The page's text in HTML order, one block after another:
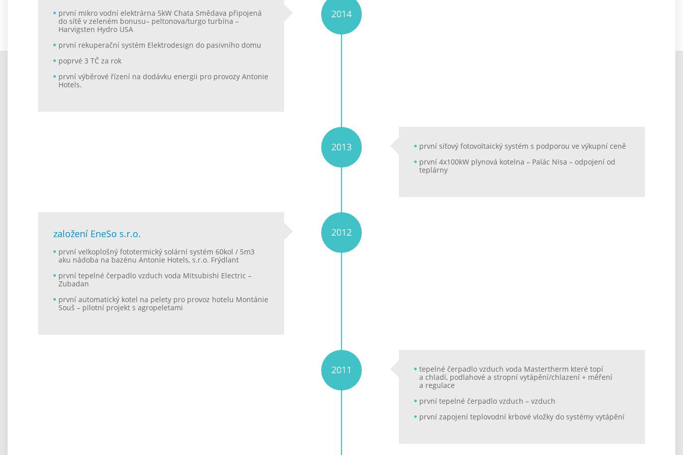
2014
první mikro vodní elektrárna 5kW Chata Smědava připojená
do sítě v zeleném bonusu– peltonova/turgo turbína –
Harvigsten Hydro USA
první rekuperační systém Elektrodesign do pasivního domu
poprvé 3 TČ za rok
první výběrové řízení na dodávku energii pro provozy Antonie
Hotels.
2013
první síťový fotovoltaický systém s podporou ve výkupní ceně
první 4x100kW plynová kotelna – Palác Nisa – odpojení od
teplárny
2012
založení EneSo s.r.o.
první velkoplošný fototermický solární systém 60kol / 5m3
aku nádoba na bazénu Antonie Hotels, s.r.o. Frýdlant
první tepelné čerpadlo vzduch voda Mitsubishi Electric –
Zubadan
první automatický kotel na pelety pro provoz hotelu Montánie
Souš – pilotní projekt s agropeletami
2011
tepelné čerpadlo vzduch voda Mastertherm které topí
a chladí, podlahové a stropní vytápění/chlazení + měření
a regulace
první tepelné čerpadlo vzduch – vzduch
první zapojení teplovodní krbové vložky do systémy vytápění